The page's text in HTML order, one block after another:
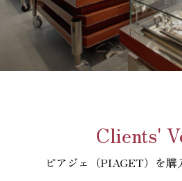
Clients'
ピアジェ（PIAGET）を購